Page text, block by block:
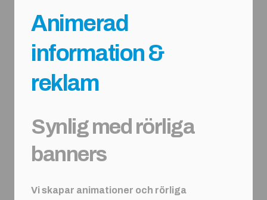
Animerad
information &
reklam
Synlig med rörliga
banners
Vi skapar animationer och rörliga